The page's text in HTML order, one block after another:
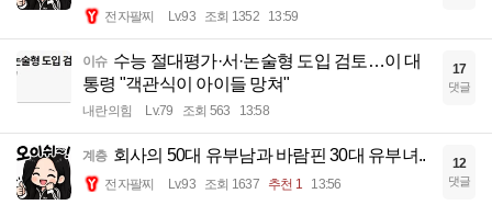
전자팔찌 Lv.93 조회 1352 13:59
이슈 수능 절대평가·서·논술형 도입 검토…이 대
통령 "객관식이 아이들 망쳐"
내란의힘 Lv.79 조회 563 13:58
17
댓글
계층 회사의 50대 유부남과 바람핀 30대 유부녀..
전자팔찌 Lv.93 조회 1637 추천 1 13:56
12
댓글